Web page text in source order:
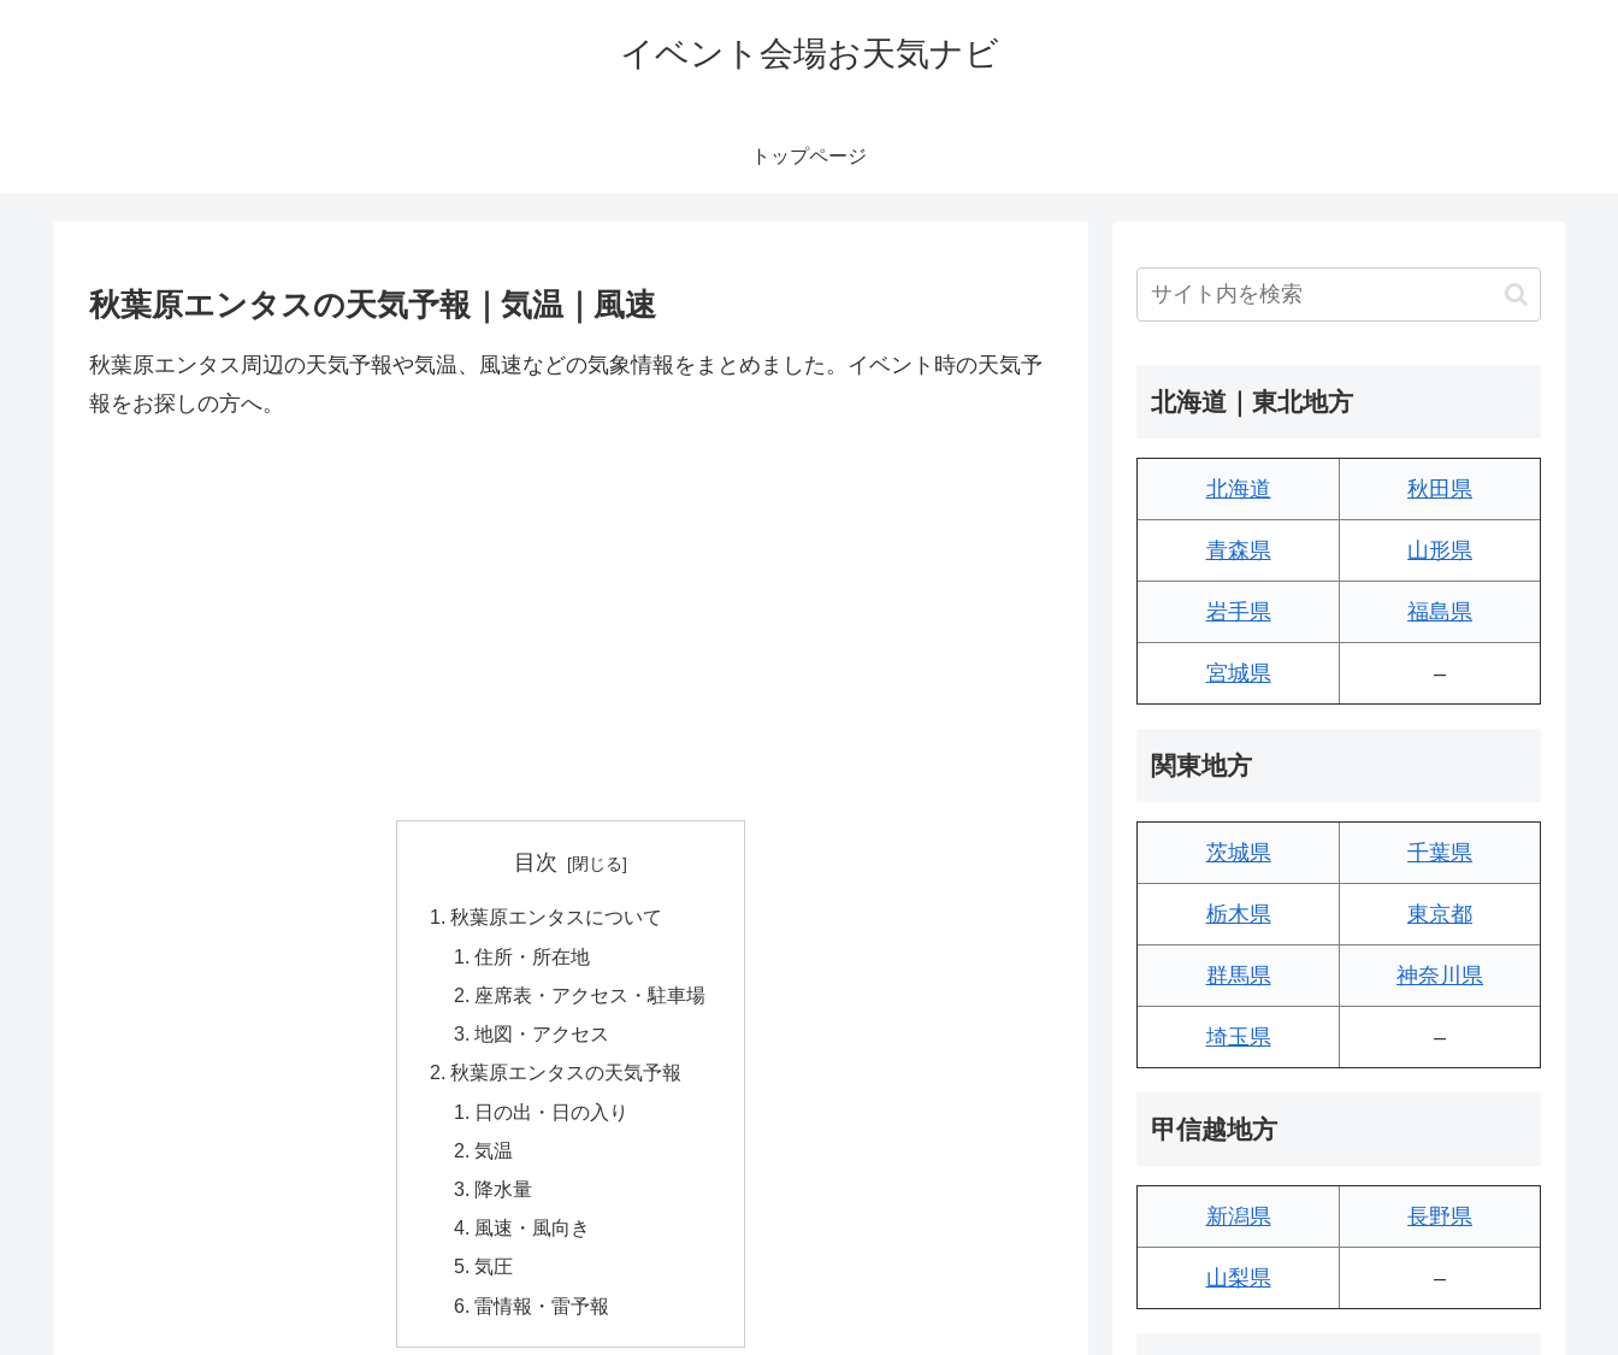
イベント会場お天気ナビ
トップページ
秋葉原エンタスの天気予報｜気温｜風速
秋葉原エンタス周辺の天気予報や気温、風速などの気象情報をまとめました。イベント時の天気予
報をお探しの方へ。
目次
秋葉原エンタスについて
住所・所在地
座席表・アクセス・駐車場
地図・アクセス
秋葉原エンタスの天気予報
日の出・日の入り
気温
降水量
風速・風向き
気圧
雷情報・雷予報
北海道｜東北地方
北海道 秋田県
青森県 山形県
岩手県 福島県
宮城県 –
関東地方
茨城県 千葉県
栃木県 東京都
群馬県 神奈川県
埼玉県 –
甲信越地方
新潟県 長野県
山梨県 –